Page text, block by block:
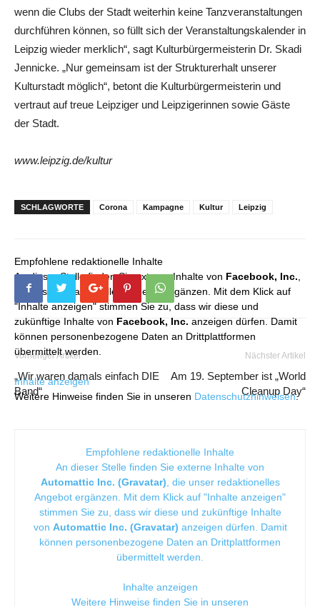
wenn die Clubs der Stadt weiterhin keine Tanzveranstaltungen
durchführen können, so füllt sich der Veranstaltungskalender in
Leipzig wieder merklich“, sagt Kulturbürgermeisterin Dr. Skadi
Jennicke. „Nur gemeinsam ist der Strukturerhalt unserer
Kulturstadt möglich“, betont die Kulturbürgermeisterin und
vertraut auf treue Leipziger und Leipzigerinnen sowie Gäste
der Stadt.
www.leipzig.de/kultur
SCHLAGWORTE Corona Kampagne Kultur Leipzig
Empfohlene redaktionelle Inhalte
An dieser Stelle finden Sie externe Inhalte von Facebook, Inc.
die unser redaktionelles Angebot ergänzen. Mit dem Klick auf
"Inhalte anzeigen" stimmen Sie zu, dass wir diese und
zukünftige Inhalte von Facebook, Inc. anzeigen dürfen. Damit
können personenbezogene Daten an Drittplattformen
übermittelt werden.
Inhalte anzeigen
Weitere Hinweise finden Sie in unseren Datenschutzhinweisen.
Vorheriger Artikel
„Wir waren damals einfach DIE
Band“
Nächster Artikel
Am 19. September ist „World
Cleanup Day“
Empfohlene redaktionelle Inhalte
An dieser Stelle finden Sie externe Inhalte von
Automattic Inc. (Gravatar) , die unser redaktionelles
Angebot ergänzen. Mit dem Klick auf "Inhalte anzeigen"
stimmen Sie zu, dass wir diese und zukünftige Inhalte
von Automattic Inc. (Gravatar) anzeigen dürfen. Damit
können personenbezogene Daten an Drittplattformen
übermittelt werden.
Inhalte anzeigen
Weitere Hinweise finden Sie in unseren